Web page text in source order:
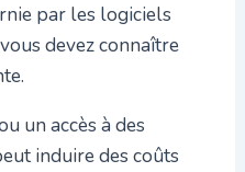
par les logiciels
devez connaître
un accès à des
induire des coûts